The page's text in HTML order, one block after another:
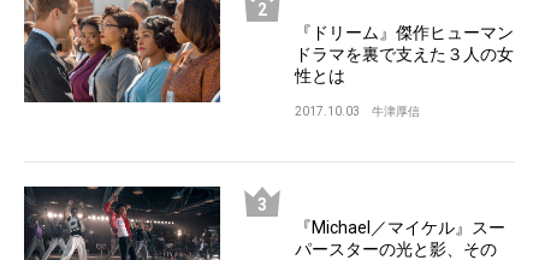
『ドリーム』傑作ヒューマン
ドラマを裏で支えた３人の女
性とは
2017.10.03 牛津厚信
『Michael／マイケル』スー
パースターの光と影、その